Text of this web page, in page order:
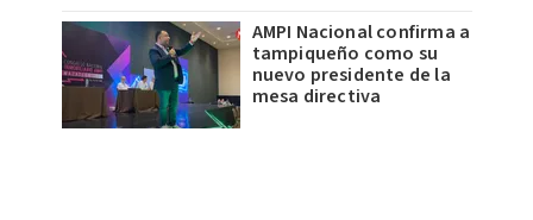
AMPI Nacional confirma a
tampiqueño como su
nuevo presidente de la
mesa directiva